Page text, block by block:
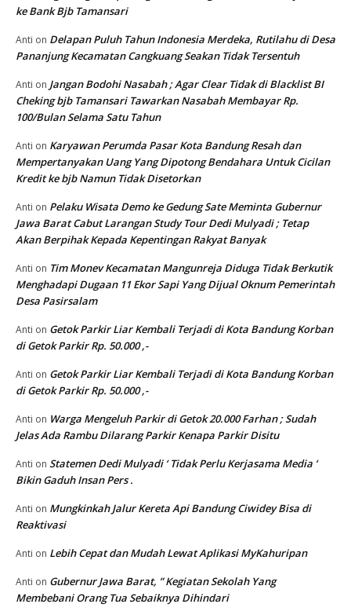
ke Bank Bjb Tamansari
Anti on Delapan Puluh Tahun Indonesia Merdeka, Rutilahu di Desa
Pananjung Kecamatan Cangkuang Seakan Tidak Tersentuh
Anti on Jangan Bodohi Nasabah ; Agar Clear Tidak di Blacklist BI
Cheking bjb Tamansari Tawarkan Nasabah Membayar Rp.
100/Bulan Selama Satu Tahun
Anti on Karyawan Perumda Pasar Kota Bandung Resah dan
Mempertanyakan Uang Yang Dipotong Bendahara Untuk Cicilan
Kredit ke bjb Namun Tidak Disetorkan
Anti on Pelaku Wisata Demo ke Gedung Sate Meminta Gubernur
Jawa Barat Cabut Larangan Study Tour Dedi Mulyadi ; Tetap
Akan Berpihak Kepada Kepentingan Rakyat Banyak
Anti on Tim Monev Kecamatan Mangunreja Diduga Tidak Berkutik
Menghadapi Dugaan 11 Ekor Sapi Yang Dijual Oknum Pemerintah
Desa Pasirsalam
Anti on Getok Parkir Liar Kembali Terjadi di Kota Bandung Korban
di Getok Parkir Rp. 50.000 ,-
Anti on Getok Parkir Liar Kembali Terjadi di Kota Bandung Korban
di Getok Parkir Rp. 50.000 ,-
Anti on Warga Mengeluh Parkir di Getok 20.000 Farhan ; Sudah
Jelas Ada Rambu Dilarang Parkir Kenapa Parkir Disitu
Anti on Statemen Dedi Mulyadi ‘ Tidak Perlu Kerjasama Media ‘
Bikin Gaduh Insan Pers .
Anti on Mungkinkah Jalur Kereta Api Bandung Ciwidey Bisa di
Reaktivasi
Anti on Lebih Cepat dan Mudah Lewat Aplikasi MyKahuripan
Anti on Gubernur Jawa Barat, ” Kegiatan Sekolah Yang
Membebani Orang Tua Sebaiknya Dihindari